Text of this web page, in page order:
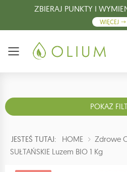
ZBIERAJ PUNKTY I
WIĘCEJ
Menu
POKAŻ
JESTEŚ TUTAJ: HOME Zdrowe
SUŁTAŃSKIE Luzem BIO 1 Kg